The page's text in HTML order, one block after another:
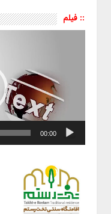
:: فیلم
نمایشگر
00:00